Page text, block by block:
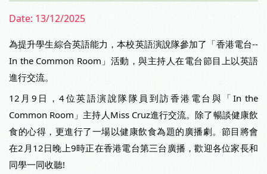
Date: 13/12/2025
為提升學生綜合英語能力，本校英語演說隊參加了「香港電台--
In the Common Room」活動，與主持人在電台節目上以英語
進行交流。
12月9日，4位英語演說隊隊員到訪香港電台與「In the
Common Room」主持人Miss Cruz進行交流。除了暢談健康飲
食的心得，更進行了一場以健康飲食為題的廣播劇。節目將會
在2月12日晚上9時正在香港電台第三台廣播，歡迎各位家長和
同學一同收聽!